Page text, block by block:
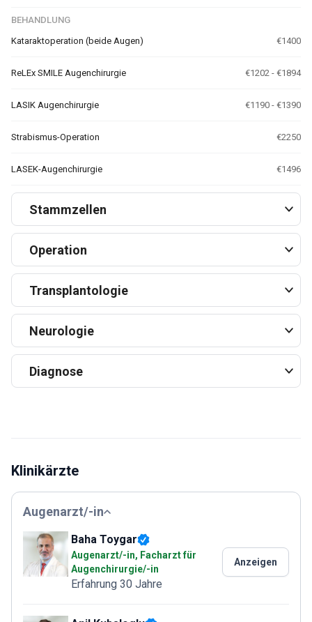
BEHANDLUNG
Kataraktoperation (beide Augen)
€1400
ReLEx SMILE Augenchirurgie €1202 - €1894
LASIK Augenchirurgie €1190 - €1390
Strabismus-Operation €2250
LASEK-Augenchirurgie €1496
Stammzellen
Operation
Transplantologie
Neurologie
Diagnose
Klinikärzte
Augenarzt/-in
Baha Toygar
Augenarzt/-in, Facharzt für
Augenchirurgie/-in
Erfahrung 30 Jahre
Anzeigen